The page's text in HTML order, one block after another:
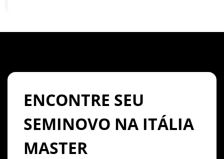
ENCONTRE SEU
SEMINOVO NA ITÁLIA
MASTER